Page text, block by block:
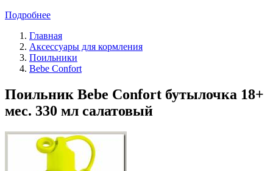
Подробнее
Главная
Аксессуары для кормления
Поильники
Bebe Confort
Поильник Bebe Confort бутылочка 18+
мес. 330 мл салатовый